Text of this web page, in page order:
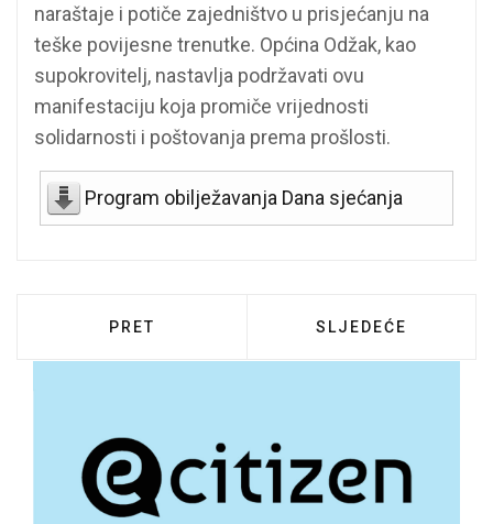
naraštaje i potiče zajedništvo u prisjećanju na
teške povijesne trenutke. Općina Odžak, kao
supokrovitelj, nastavlja podržavati ovu
manifestaciju koja promiče vrijednosti
solidarnosti i poštovanja prema prošlosti.
Program obilježavanja Dana sjećanja
PRETHODNI ČLANAK: KRIŽNIM PUTEM
PRET SLJEDEĆI ČLANAK:
SLJEDEĆE